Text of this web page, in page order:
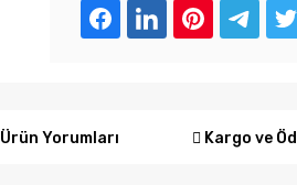
Ürün Yorumları Kargo ve